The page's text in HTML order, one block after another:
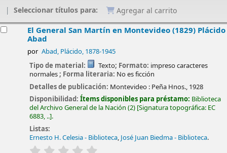
Seleccionar títulos para:
Agregar al carrito
El General San Martín en Montevideo (1829) Plácido
Abad
por Abad, Plácido, 1878-1945
Tipo de material: Texto; Formato: impreso caracteres
normales; Forma literaria: No es ficción
Detalles de publicación: Montevideo : Peña Hnos., 1928
Disponibilidad:Ítems disponibles para préstamo: Biblioteca
del Archivo General de la Nación (2) Signatura topográfica: EC
6883, .. .
Listas:
Ernesto H. Celesia - Biblioteca, José Juan Biedma - Biblioteca.
valoración